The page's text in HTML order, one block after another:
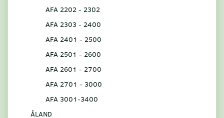
AFA 2202 - 2302
AFA 2303 - 2400
AFA 2401 - 2500
AFA 2501 - 2600
AFA 2601 - 2700
AFA 2701 - 3000
AFA 3001-3400
ÅLAND